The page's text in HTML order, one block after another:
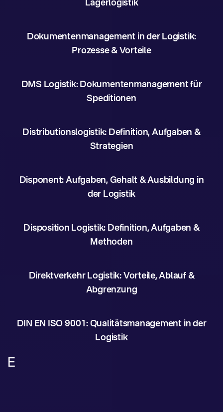
Lagerlogistik
Dokumentenmanagement in der Logistik:
Prozesse & Vorteile
DMS Logistik: Dokumentenmanagement für
Speditionen
Distributionslogistik: Definition, Aufgaben &
Strategien
Disponent: Aufgaben, Gehalt & Ausbildung in
der Logistik
Disposition Logistik: Definition, Aufgaben &
Methoden
Direktverkehr Logistik: Vorteile, Ablauf &
Abgrenzung
DIN EN ISO 9001: Qualitätsmanagement in der
Logistik
E